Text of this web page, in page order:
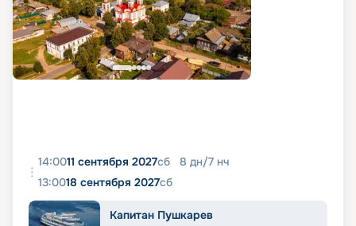
14:0011 сентября 2027сб 8 дн/7 нч
13:0018 сентября 2027сб
Капитан Пушкарев